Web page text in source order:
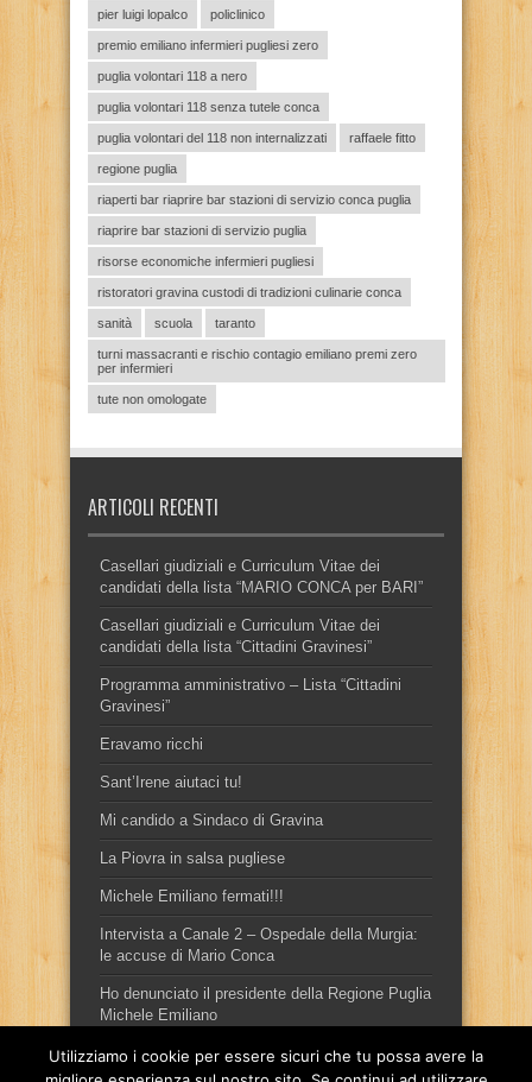
pier luigi lopalco policlinico
premio emiliano infermieri pugliesi zero
puglia volontari 118 a nero
puglia volontari 118 senza tutele conca
puglia volontari del 118 non internalizzati raffaele fitto
regione puglia
riaperti bar riaprire bar stazioni di servizio conca puglia
riaprire bar stazioni di servizio puglia
risorse economiche infermieri pugliesi
ristoratori gravina custodi di tradizioni culinarie conca
sanità scuola taranto
turni massacranti e rischio contagio emiliano premi zero
per infermieri
tute non omologate
ARTICOLI RECENTI
Casellari giudiziali e Curriculum Vitae dei
candidati della lista “MARIO CONCA per BARI”
Casellari giudiziali e Curriculum Vitae dei
candidati della lista “Cittadini Gravinesi”
Programma amministrativo – Lista “Cittadini
Gravinesi”
Eravamo ricchi
Sant’Irene aiutaci tu!
Mi candido a Sindaco di Gravina
La Piovra in salsa pugliese
Michele Emiliano fermati!!!
Intervista a Canale 2 – Ospedale della Murgia:
le accuse di Mario Conca
Ho denunciato il presidente della Regione Puglia
Michele Emiliano
Utilizziamo i cookie per essere sicuri che tu possa avere la